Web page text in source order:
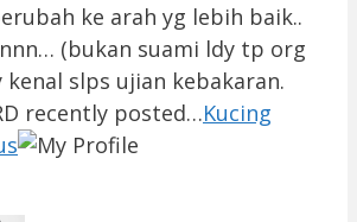
ke arah yg lebih baik..
(bukan suami ldy tp org
kenal slps ujian kebakaran.
recently posted…Kucing